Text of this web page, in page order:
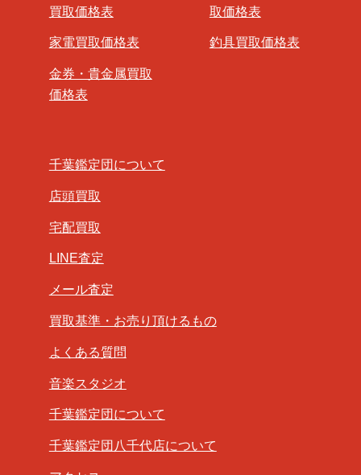
買取価格表
取価格表
家電買取価格表 釣具買取価格表
金券・貴金属買取
価格表
千葉鑑定団について
店頭買取
宅配買取
LINE査定
メール査定
買取基準・お売り頂けるもの
よくある質問
音楽スタジオ
千葉鑑定団について
千葉鑑定団八千代店について